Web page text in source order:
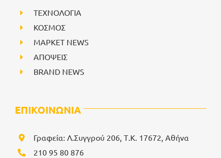
ΤΕΧΝΟΛΟΓΙΑ
ΚΟΣΜΟΣ
ΜΑΡΚΕΤ NEWS
ΑΠΟΨΕΙΣ
BRAND NEWS
ΕΠΙΚΟΙΝΩΝΙΑ
Γραφεία: Λ.Συγγρού 206, Τ.Κ. 17672, Αθήνα
210 95 80 876